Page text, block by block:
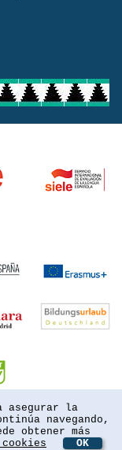
asegurar la
navegando,
obtener más
OK